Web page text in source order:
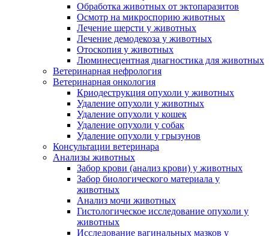
Обработка животных от эктопаразитов
Осмотр на микроспорию животных
Лечение шерсти у животных
Лечение демодекоза у животных
Отоскопия у животных
Люминесцентная диагностика для животных
Ветеринарная нефрология
Ветеринарная онкология
Криодеструкция опухоли у животных
Удаление опухоли у животных
Удаление опухоли у кошек
Удаление опухоли у собак
Удаление опухоли у грызунов
Консультации ветеринара
Анализы животных
Забор крови (анализ крови) у животных
Забор биологического материала у
животных
Анализ мочи животных
Гистологическое исследование опухоли у
животных
Исследование вагинальных мазков у